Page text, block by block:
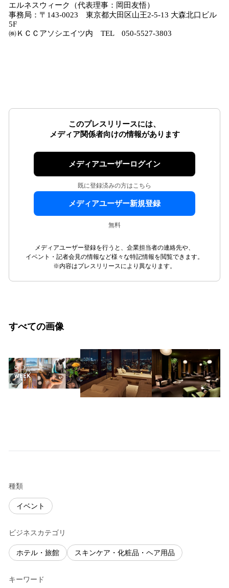
エルネスウィーク（代表理事：岡田友悟）
事務局：〒143-0023 東京都大田区山王2-5-13 大森北口ビル
5F
㈱ＫＣＣアソシエイツ内 TEL 050-5527-3803
このプレスリリースには、
メディア関係者向けの情報があります
メディアユーザーログイン
既に登録済みの方はこちら
メディアユーザー新規登録
無料
メディアユーザー登録を行うと、企業担当者の連絡先や、
イベント・記者会見の情報など様々な特記情報を閲覧できます。
※内容はプレスリリースにより異なります。
すべての画像
種類
イベント
ビジネスカテゴリ
ホテル・旅館 スキンケア・化粧品・ヘア用品
キーワード